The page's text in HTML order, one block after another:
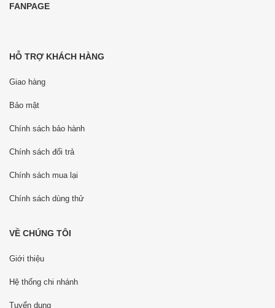
FANPAGE
HỖ TRỢ KHÁCH HÀNG
Giao hàng
Bảo mật
Chính sách bảo hành
Chính sách đổi trả
Chính sách mua lại
Chính sách dùng thử
VỀ CHÚNG TÔI
Giới thiệu
Hệ thống chi nhánh
Tuyển dụng